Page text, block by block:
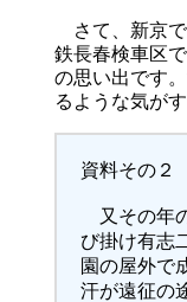
さて、新京で
鉄長春検車区
の思い出です
るような気が
資料その２
又その年
び掛け有志
園の屋外で
汗が遠征の